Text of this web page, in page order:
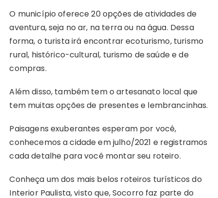
k
p
s
t
O município oferece 20 opções de atividades de
aventura, seja no ar, na terra ou na água. Dessa
forma, o turista irá encontrar ecoturismo, turismo
rural, histórico-cultural, turismo de saúde e de
compras.
Além disso, também tem o artesanato local que
tem muitas opções de presentes e lembrancinhas.
Paisagens exuberantes esperam por você,
conhecemos a cidade em julho/2021 e registramos
cada detalhe para você montar seu roteiro.
Conheça um dos mais belos roteiros turísticos do
Interior Paulista, visto que, Socorro faz parte do